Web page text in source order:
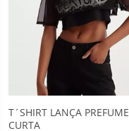
T´SHIRT LANÇA PREFUME
CURTA